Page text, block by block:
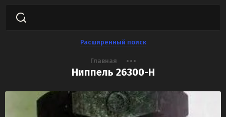
Расширенный поиск
Главная
Ниппель 26300-Н